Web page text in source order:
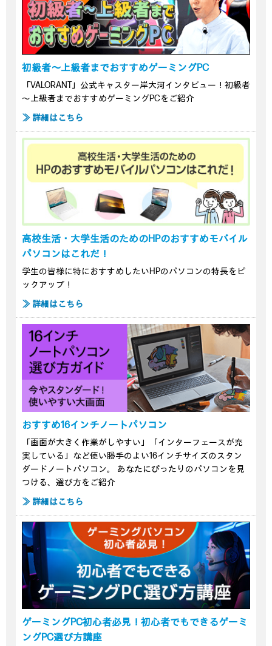
初級者～上級者までおすすめゲーミングPC
「VALORANT」公式キャスター岸大河インタビュー！初級者
～上級者までおすすめゲーミングPCをご紹介
≫ 詳細はこちら
高校生活・大学生活のためのHPのおすすめモバイル
パソコンはこれだ！
学生の皆様に特におすすめしたいHPのパソコンの特長をピ
ックアップ！
≫ 詳細はこちら
おすすめ16インチノートパソコン
「画面が大きく作業がしやすい」「インターフェースが充
実している」など使い勝手のよい16インチサイズのスタン
ダードノートパソコン。 あなたにぴったりのパソコンを見
つける、選び方をご紹介
≫ 詳細はこちら
ゲーミングPC初心者必見！初心者でもできるゲーミ
ングPC選び方講座